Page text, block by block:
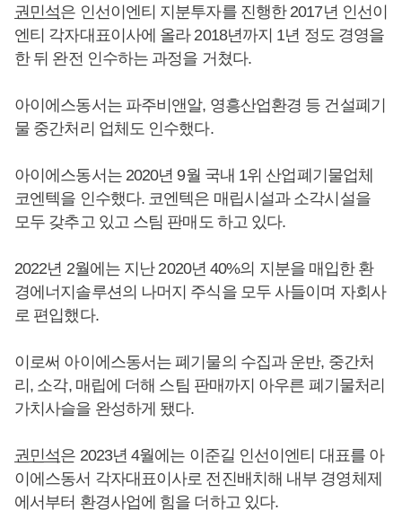
권민석은 인선이엔티 지분투자를 진행한 2017년 인선이
엔티 각자대표이사에 올라 2018년까지 1년 정도 경영을
한 뒤 완전 인수하는 과정을 거쳤다.
아이에스동서는 파주비앤알, 영흥산업환경 등 건설폐기
물 중간처리 업체도 인수했다.
아이에스동서는 2020년 9월 국내 1위 산업폐기물업체
코엔텍을 인수했다. 코엔텍은 매립시설과 소각시설을
모두 갖추고 있고 스팀 판매도 하고 있다.
2022년 2월에는 지난 2020년 40%의 지분을 매입한 환
경에너지솔루션의 나머지 주식을 모두 사들이며 자회사
로 편입했다.
이로써 아이에스동서는 폐기물의 수집과 운반, 중간처
리, 소각, 매립에 더해 스팀 판매까지 아우른 폐기물처리
가치사슬을 완성하게 됐다.
권민석은 2023년 4월에는 이준길 인선이엔티 대표를 아
이에스동서 각자대표이사로 전진배치해 내부 경영체제
에서부터 환경사업에 힘을 더하고 있다.